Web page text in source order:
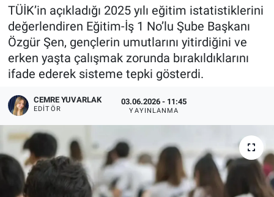
TÜİK’in açıkladığı 2025 yılı eğitim istatistiklerini
değerlendiren Eğitim-İş 1 No’lu Şube Başkanı
Özgür Şen, gençlerin umutlarını yitirdiğini ve
erken yaşta çalışmak zorunda bırakıldıklarını
ifade ederek sisteme tepki gösterdi.
CEMRE YUVARLAK
EDITÖR
03.06.2026 - 11:45
YAYINLANMA